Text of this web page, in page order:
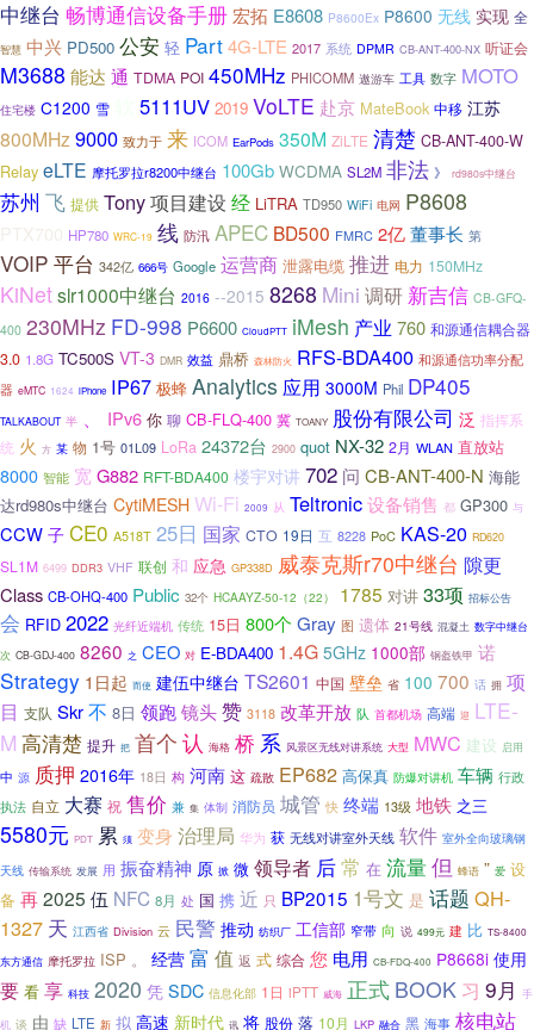
中继台 畅博通信设备手册 宏拓 E8608 P8600Ex P8600 无线 实现 全
智慧 中兴 PD500 公安 轻 Part4G-LTE 2017 系统 DPMR CB-ANT-400-NX 听证会
M3688 能达 通 TDMA POI 450MHz PHICOMM 遨游车 工具 数字 MOTO
住宅楼 C1200 雪 5111UV 2019 VoLTE 赴京 MateBook 中移 江苏
800MHz 9000 致力于 来 ICOM EarPods 350M ZiLTE 清楚 CB-ANT-400-W
Relay eLTE 摩托罗拉r8200中继台 100Gb WCDMA SL2M 非法 》 rd980s中继台
苏州 飞 提供 Tony项目建设 经 LiTRA TD950 WiFi 电网 P8608
HP780 WRC-19 线 防汛 APEC BD500 FMRC 2亿董事长 第
VOIP 平台 342亿 666号 Google 运营商 泄露电缆 推进 电力 150MHz
KiNetslr1000中继台 2016 --2015 8268 Mini 调研 新吉信 CB-GFQ-
400 230MHz FD-998 P6600 CloudPTT iMesh 产业 760 和源通信耦合器
3.0 1.8G TC500S VT-3 DMR 效益 鼎桥 森林防火 RFS-BDA400 和源通信功率分配
器 eMTC 1624 iPhone IP67 极蜂 Analytics 应用 3000M Phil DP405
TALKABOUT 半 、 IPv6 你 聊 CB-FLQ-400 冀 TOANY 股份有限公司 泛 指挥系
统 火 方 某 物 1号 01L09 LoRa 24372台 2900 quot NX-32 2月 WLAN 直放站
8000 智能 宽 G882 RFT-BDA400 楼宇对讲 702 问 CB-ANT-400-N 海能
达rd980s中继台 CytiMESH Wi-Fi 2009 从 Teltronic设备销售 都 GP300 与
CCW 子 CE0 A518T 25日 国家 CTO 19日 互 8228 PoC KAS-20 RD620
SL1M 6499 DDR3 VHF 联创 和 应急 GP338D 威泰克斯r70中继台 隙更
Class CB-OHQ-400 Public 32个 HCAAYZ-50-12（22） 1785 对讲 33项 招标公告
会 RFID 2022 光纤近端机 传统 15日 800个 Gray 图 遗体 21号线 混凝土 数字中继台
次 CB-GDJ-400 8260 之 CEO 对 E-BDA400 1.4G 5GHz 1000部 钢盔铁甲 诺
Strategy 1日起 而使 建伍中继台 TS2601 中国 壁垒 省 100 700 话 拥 项
目 支队 Skr不 8日 领跑镜头赞 3118 改革开放 队 首都机场 高端 迎 LTE-
M 高清楚 提升 把 首个 认 海格 桥 系 风景区无线对讲系统 大型 MWC 建设 启用
中 源 质押 2016年 18日 构 河南 这 疏散 EP682 高保真 防爆对讲机 车辆 行政
执法 自立 大赛 祝 售价 兼 集 体制 消防员 城管 快 终端 13级 地铁 之三
5580元 PDT 累 须 变身 治理局 华为 获 无线对讲室外天线 软件 室外全向玻璃钢
天线 传输系统 发展 用 振奋精神 原 掀 微 领导者 后常 在 流量但 蜂语 ” 爱 设
备 再2025 伍 NFC 8月 处 国 携 近 只 BP2015 1号文 是 话题 QH-
1327 天 江西省 Division 云 民警 推动 纺织厂 工信部 窄带 向 说 499元 建 比 TS-8400
东方通信 摩托罗拉 ISP 。 经营 富 值 返 式 综合 您 电用 CB-FDQ-400 P8668i 使用
要 看 享 科技 2020 凭 SDC 信息化部 1日 iPTT 威海 正式 BOOK 习 9月 手
机 谈 由 缺 LTE 新 拟 高速 新时代 讯 将 股份 落 10月 LKP 融合 黑 海事 核电站